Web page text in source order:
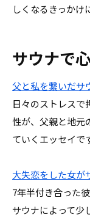
しくなるきっかけ
サウナで
父と私を繋いだサ
日々のストレスで
性が、父親と地元
ていくエッセイで
大失恋をした女が
7年半付き合った
サウナによって少